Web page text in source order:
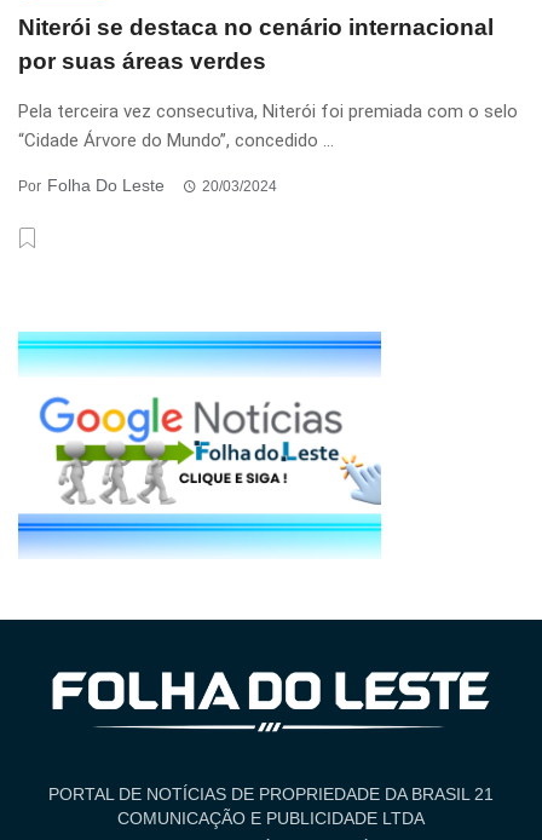
Niterói se destaca no cenário internacional
por suas áreas verdes
Pela terceira vez consecutiva, Niterói foi premiada com o selo
“Cidade Árvore do Mundo”, concedido ...
Por Folha Do Leste 20/03/2024
PORTAL DE NOTÍCIAS DE PROPRIEDADE DA BRASIL 21
COMUNICAÇÃO E PUBLICIDADE LTDA